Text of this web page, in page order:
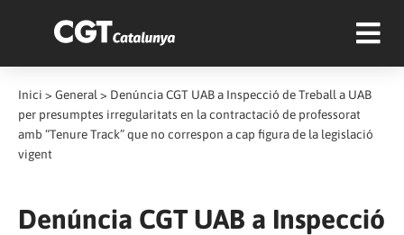
Inici > General > Denúncia CGT UAB a Inspecció de Treball a UAB
per presumptes irregularitats en la contractació de professorat
amb “Tenure Track” que no correspon a cap figura de la legislació
vigent
Denúncia CGT UAB a Inspecció